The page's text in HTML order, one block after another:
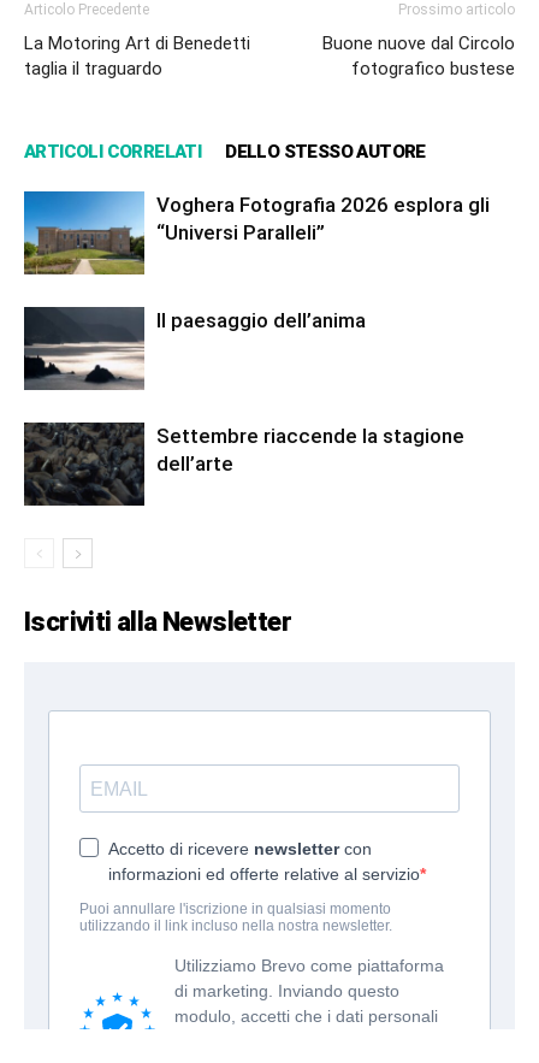
Articolo Precedente
La Motoring Art di Benedetti
taglia il traguardo
Prossimo articolo
Buone nuove dal Circolo
fotografico bustese
ARTICOLI CORRELATI DELLO STESSO AUTORE
Voghera Fotografia 2026 esplora gli
“Universi Paralleli”
Il paesaggio dell’anima
Settembre riaccende la stagione
dell’arte
Iscriviti alla Newsletter